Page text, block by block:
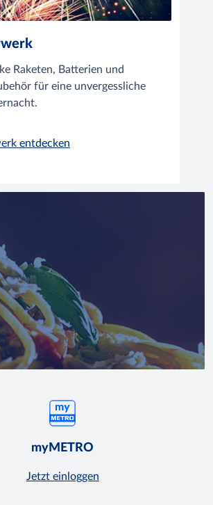
Raketen, Batterien und
für eine unvergessliche
entdecken
myMETRO
Jetzt einloggen